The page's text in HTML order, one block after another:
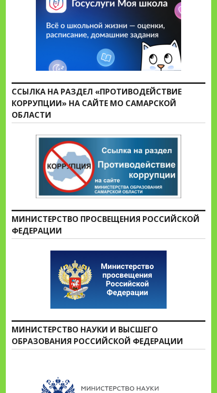
ССЫЛКА НА РАЗДЕЛ «ПРОТИВОДЕЙСТВИЕ
КОРРУПЦИИ» НА САЙТЕ МО САМАРСКОЙ
ОБЛАСТИ
МИНИСТЕРСТВО ПРОСВЕЩЕНИЯ РОССИЙСКОЙ
ФЕДЕРАЦИИ
МИНИСТЕРСТВО НАУКИ И ВЫСШЕГО
ОБРАЗОВАНИЯ РОССИЙСКОЙ ФЕДЕРАЦИИ